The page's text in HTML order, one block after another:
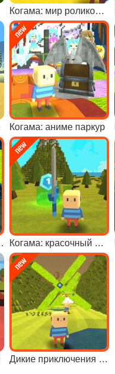
Когама: мир роликовых машин онлайн
Когама: аниме паркур
Когама: красочный паркур
Дикие приключения в Когаме